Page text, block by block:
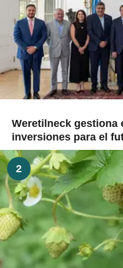
Weretilneck gestiona
inversiones para el
2